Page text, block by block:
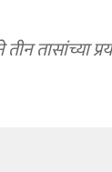
तासांच्या